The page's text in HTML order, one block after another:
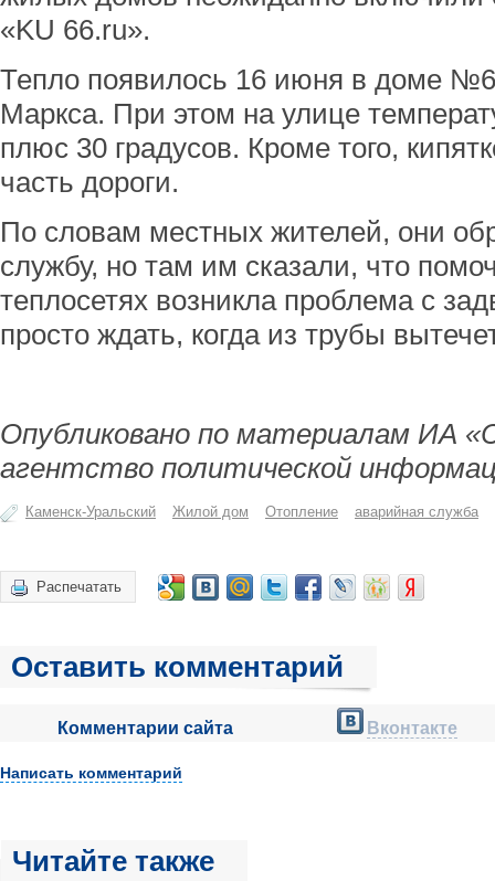
«KU 66.ru».
Тепло появилось 16 июня в доме
Маркса. При этом на улице
плюс 30 градусов. Кроме того,
часть дороги.
По словам местных жителей, они
службу, но там им сказали, что
теплосетях возникла проблема с
просто ждать, когда из трубы
Опубликовано по материалам ИА
агентство политической
Каменск-Уральский Жилой дом Отопление аварийная служба
Распечатать
Оставить комментарий
Комментарии сайта Вконтакте
Написать комментарий
Читайте также